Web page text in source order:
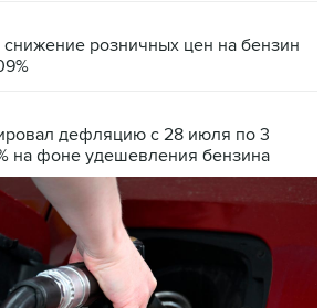
снижение розничных цен на бензин
дефляцию с 28 июля по 3
на фоне удешевления бензина